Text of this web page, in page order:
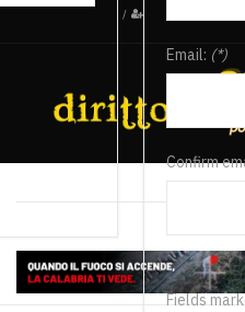
/
Email: (*)
Confirm
Fields